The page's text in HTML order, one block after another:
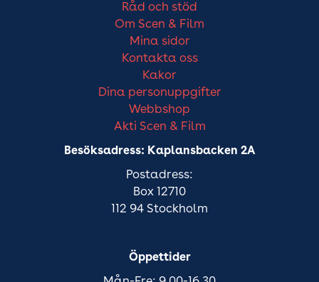
Råd och stöd
Om Scen & Film
Mina sidor
Kontakta oss
Kakor
Dina personuppgifter
Webbshop
Akti Scen & Film
Besöksadress: Kaplansbacken 2A
Postadress:
Box 12710
112 94 Stockholm
Öppettider